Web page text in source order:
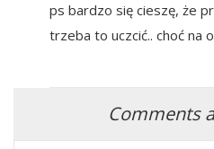
ps bardzo się cieszę, że
trzeba to uczcić.. choć na
Comments